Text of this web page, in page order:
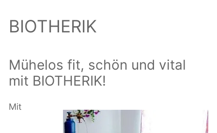
BIOTHERIK
Mühelos fit, schön und vital
mit BIOTHERIK!
Mit